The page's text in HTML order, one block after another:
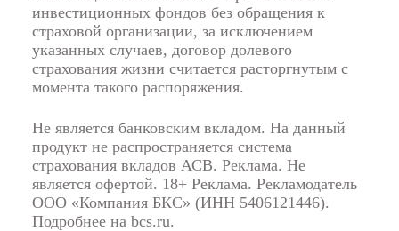
инвестиционных фондов без обращения к
страховой организации, за исключением
указанных случаев, договор долевого
страхования жизни считается расторгнутым с
момента такого распоряжения.
Не является банковским вкладом. На данный
продукт не распространяется система
страхования вкладов АСВ. Реклама. Не
является офертой. 18+ Реклама. Рекламодатель
ООО «Компания БКС» (ИНН 5406121446).
Подробнее на bcs.ru.